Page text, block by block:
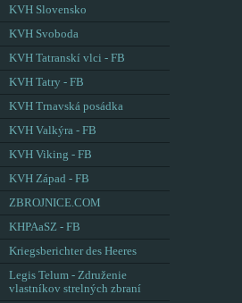
KVH Slovensko
KVH Svoboda
KVH Tatranskí vlci - FB
KVH Tatry - FB
KVH Trnavská posádka
KVH Valkýra - FB
KVH Viking - FB
KVH Západ - FB
ZBROJNICE.COM
KHPAaSZ - FB
Kriegsberichter des Heeres
Legis Telum - Združenie
vlastníkov strelných zbraní